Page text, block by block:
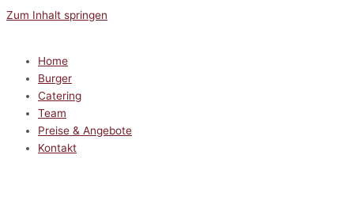
Zum Inhalt springen
Home
Burger
Catering
Team
Preise & Angebote
Kontakt